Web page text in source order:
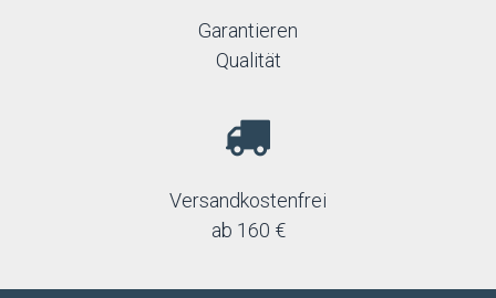
Garantieren
Qualität
Versandkostenfrei
ab 160 €